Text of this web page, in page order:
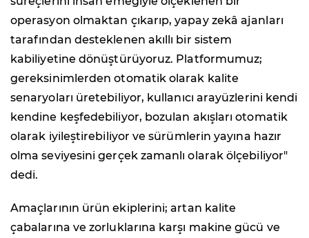
operasyon olmaktan çıkarıp, yapay zekâ ajanları
tarafından desteklenen akıllı bir sistem
kabiliyetine dönüştürüyoruz. Platformumuz;
gereksinimlerden otomatik olarak kalite
senaryoları üretebiliyor, kullanıcı arayüzlerini kendi
kendine keşfedebiliyor, bozulan akışları otomatik
olarak iyileştirebiliyor ve sürümlerin yayına hazır
olma seviyesini gerçek zamanlı olarak ölçebiliyor"
dedi.
Amaçlarının ürün ekiplerini; artan kalite
çabalarına ve zorluklarına karşı makine gücü ve